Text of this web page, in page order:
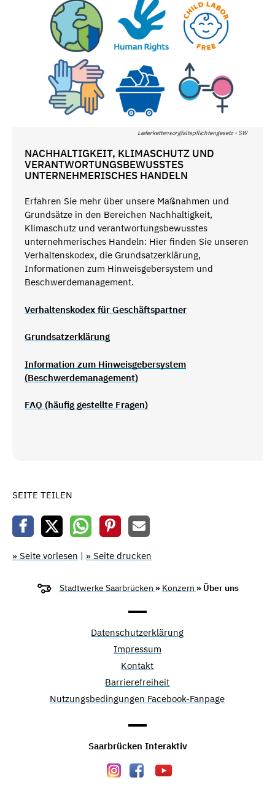
Lieferkettensorgfaltspflichtengesetz - SW
NACHHALTIGKEIT, KLIMASCHUTZ UND
VERANTWORTUNGSBEWUSSTES
UNTERNEHMERISCHES HANDELN
Erfahren Sie mehr über unsere Maßnahmen und
Grundsätze in den Bereichen Nachhaltigkeit,
Klimaschutz und verantwortungsbewusstes
unternehmerisches Handeln: Hier finden Sie unseren
Verhaltenskodex, die Grundsatzerklärung,
Informationen zum Hinweisgebersystem und
Beschwerdemanagement.
Verhaltenskodex für Geschäftspartner
Grundsatzerklärung
Information zum Hinweisgebersystem
(Beschwerdemanagement)
FAQ (häufig gestellte Fragen)
SEITE TEILEN
» Seite vorlesen | » Seite drucken
Stadtwerke Saarbrücken » Konzern » Über uns
Datenschutzerklärung
Impressum
Kontakt
Barrierefreiheit
Nutzungsbedingungen Facebook-Fanpage
Saarbrücken Interaktiv